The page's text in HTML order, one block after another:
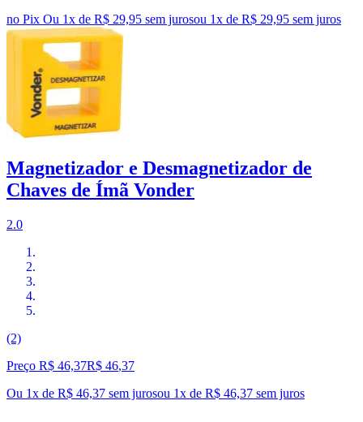
no Pix Ou 1x de R$ 29,95 sem jurosou 1x de R$ 29,95 sem juros
Magnetizador e Desmagnetizador de
Chaves de Ímã Vonder
2.0
(2)
Preço R$ 46,37R$ 46,37
Ou 1x de R$ 46,37 sem jurosou 1x de R$ 46,37 sem juros